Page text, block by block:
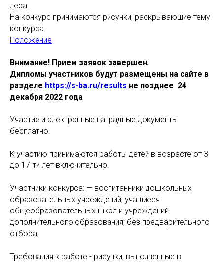
леса.
На конкурс принимаются рисунки, раскрывающие тему
конкурса.
Положение
Внимание! Прием заявок завершен.
Дипломы участников будут размещены на сайте в
разделе https://s-ba.ru/results не позднее 24
декабря 2022 года
Участие и электронные наградные документы
бесплатно.
К участию принимаются работы детей в возрасте от 3
до 17-ти лет включительно.
Участники конкурса: — воспитанники дошкольных
образовательных учреждений, учащиеся
общеобразовательных школ и учреждений
дополнительного образования; без предварительного
отбора.
Требования к работе - рисунки, выполненные в